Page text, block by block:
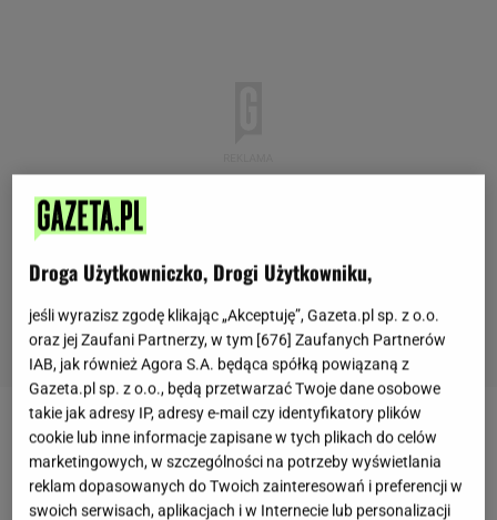
Karolina Pisarekprzyznała się, że ma problemy z
niedoczynnością tarczycy. Dla modelki, która pracuje
ciałem, może to brzmieć, jak wyrok - nad objawami
Droga Użytkowniczko, Drogi Użytkowniku,
jeśli wyrazisz zgodę klikając „Akceptuję”, Gazeta.pl sp. z o.o.
oraz jej Zaufani Partnerzy, w tym [676] Zaufanych Partnerów
IAB, jak również Agora S.A. będąca spółką powiązaną z
Gazeta.pl sp. z o.o., będą przetwarzać Twoje dane osobowe
takie jak adresy IP, adresy e-mail czy identyfikatory plików
cookie lub inne informacje zapisane w tych plikach do celów
marketingowych, w szczególności na potrzeby wyświetlania
reklam dopasowanych do Twoich zainteresowań i preferencji w
swoich serwisach, aplikacjach i w Internecie lub personalizacji